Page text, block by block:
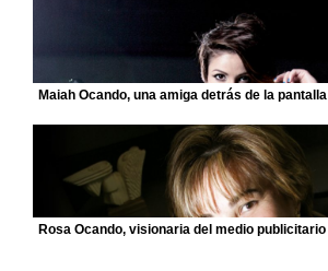
Maiah Ocando, una amiga detrás de la pantalla
Rosa Ocando, visionaria del medio publicitario